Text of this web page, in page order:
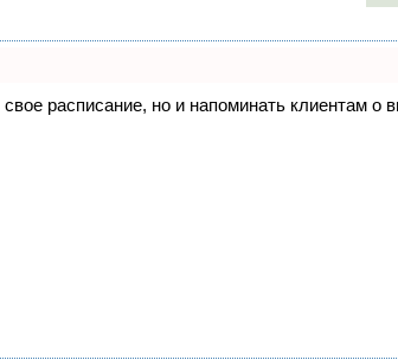
расписание, но и напоминать клиентам